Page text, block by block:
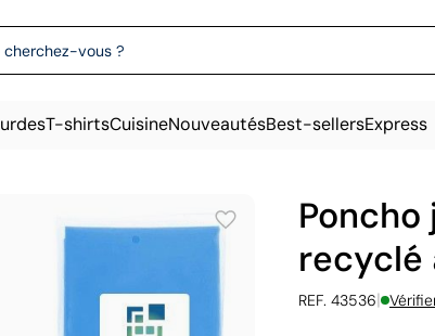
T-shirtsCuisineNouveautésBest-sellersExpress
recyclé
REF. 43536|